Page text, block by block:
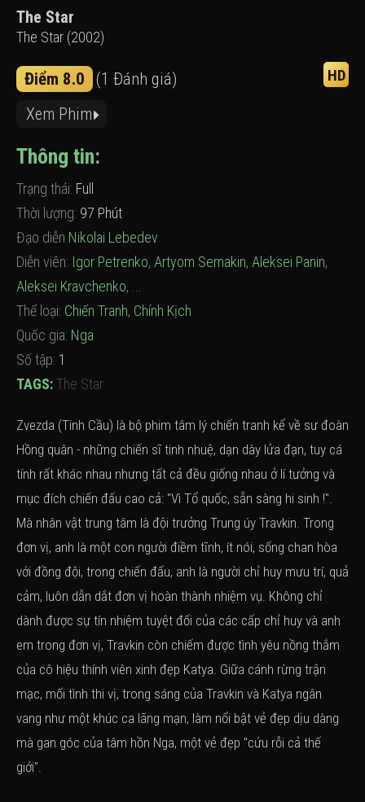
The Star
The Star (2002)
Điểm 8.0 (1 Đánh giá) HD
Xem Phim
Thông tin:
Trạng thái: Full
Thời lượng: 97 Phút
Đạo diễn Nikolai Lebedev
Diễn viên: Igor Petrenko, Artyom Semakin, Aleksei Panin,
Aleksei Kravchenko,
Thể loại: Chiến Tranh, Chính Kịch
Quốc gia: Nga
Số tập: 1
TAGS:The Star
Zvezda (Tinh Cầu) là bộ phim tâm lý chiến tranh kể về sư đoàn
Hồng quân - những chiến sĩ tinh nhuệ, dạn dày lửa đạn, tuy cá
tính rất khác nhau nhưng tất cả đều giống nhau ở lí tưởng và
mục đích chiến đấu cao cả: "Vì Tổ quốc, sẵn sàng hi sinh !".
Mà nhân vật trung tâm là đội trưởng Trung úy Travkin. Trong
đơn vị, anh là một con người điềm tĩnh, ít nói, sống chan hòa
với đồng đội, trong chiến đấu, anh là người chỉ huy mưu trí, quả
cảm, luôn dẫn dắt đơn vị hoàn thành nhiệm vụ. Không chỉ
dành được sự tín nhiệm tuyệt đối của các cấp chỉ huy và anh
em trong đơn vị, Travkin còn chiếm được tình yêu nồng thắm
của cô hiệu thính viên xinh đẹp Katya. Giữa cánh rừng trận
mạc, mối tình thi vị, trong sáng của Travkin và Katya ngân
vang như một khúc ca lãng mạn, làm nổi bật vẻ đẹp dịu dàng
mà gan góc của tâm hồn Nga, một vẻ đẹp "cứu rỗi cả thế
giới".